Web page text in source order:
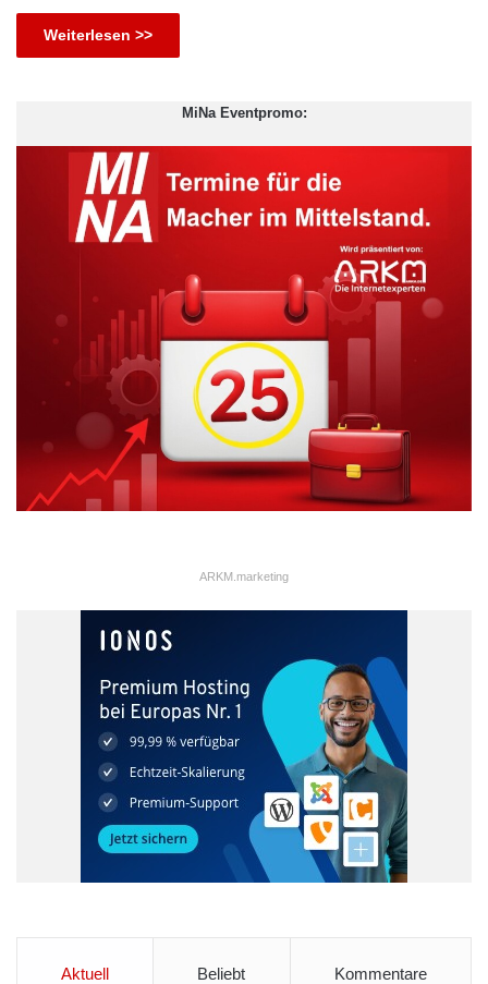
Weiterlesen >>
MiNa Eventpromo:
ARKM.marketing
Aktuell Beliebt Kommentare